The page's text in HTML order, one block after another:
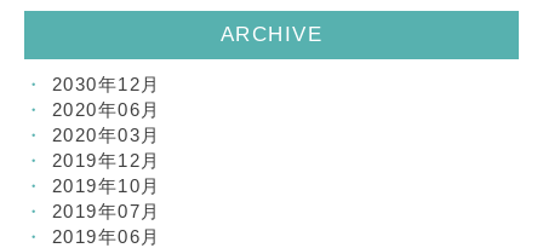
ARCHIVE
2030年12月
2020年06月
2020年03月
2019年12月
2019年10月
2019年07月
2019年06月